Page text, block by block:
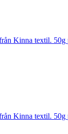
Kinna textil. 50g
Kinna textil. 50g